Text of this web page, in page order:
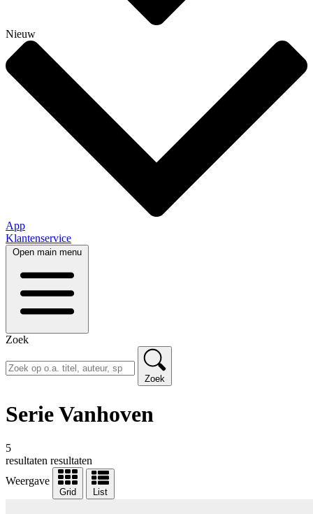
Nieuw
App
Klantenservice
Open main menu
Zoek
Zoek
Serie Vanhoven
5
resultaten resultaten
Weergave
Grid List